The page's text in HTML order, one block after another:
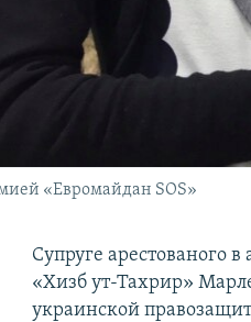
«Евромайдан SOS»
Супруге арестованого
«Хизб ут-Тахрир»
украинской